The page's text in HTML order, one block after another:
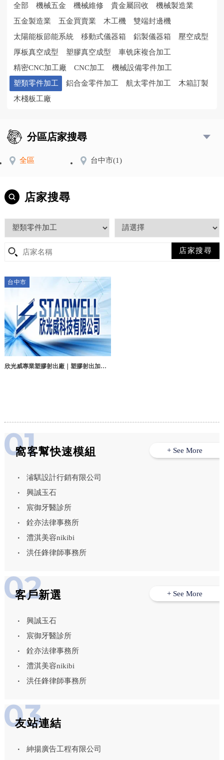
全部 機械五金 機械維修 貴金屬回收
機械製造業
五金製造業
五金買賣業 木工機
雙端封邊機
太陽能板節能系統
移動式儀器箱 鋁製儀器箱
壓空成型
厚板真空成型
塑膠真空成型
車铣床複合加工
精密CNC加工廠
CNC加工
機械設備零件加工
塑類零件加工
鋁合金零件加工 航太零件加工
木箱訂製
木棧板工廠
分區店家搜尋
全區 台中市(1)
店家搜尋
台中市
欣光威專業塑膠射出廠｜塑膠射出加工,
窩客幫快速模組
濬騏設計行銷有限公司
興誠玉石
宸御牙醫診所
銓亦法律事務所
澧淇美容nikibi
洪任鋒律師事務所
+ See More
客戶新選
興誠玉石
宸御牙醫診所
銓亦法律事務所
澧淇美容nikibi
洪任鋒律師事務所
+ See More
友站連結
紳揚廣告工程有限公司